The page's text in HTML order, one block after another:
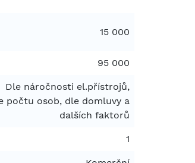
15 000
95 000
Dle náročnosti el.přístrojů,
počtu osob, dle domluvy a
dalších faktorů
1